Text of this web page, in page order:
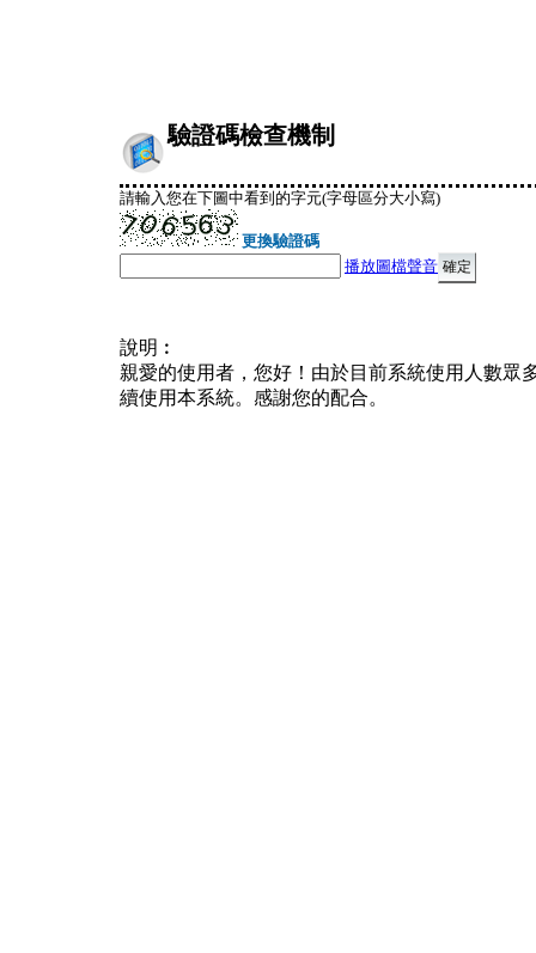
驗證碼檢查機制
請輸入您在下圖中看到的字元(字母區分大小寫)
更換驗證碼
播放圖檔聲音
說明︰
親愛的使用者，您好！由於目前系統使用人數眾
續使用本系統。感謝您的配合。